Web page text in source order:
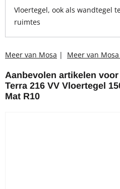
Vloertegel, ook als wandtegel
ruimtes
Meer van Mosa | Meer van
Aanbevolen artikelen voor
Terra 216 VV Vloertegel
Mat R10